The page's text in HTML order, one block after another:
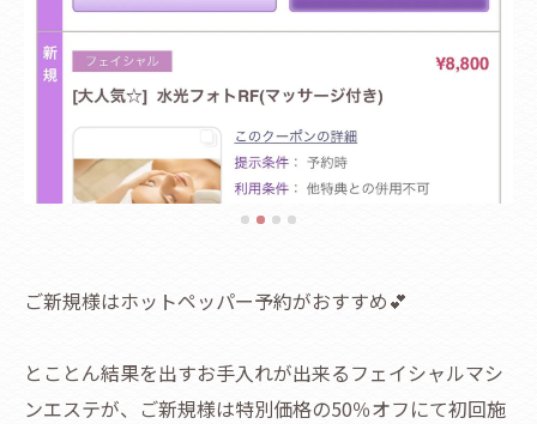
ご新規様はホットペッパー予約がおすすめ💕
とことん結果を出すお手入れが出来るフェイシャルマシ
ンエステが、ご新規様は特別価格の50％オフにて初回施